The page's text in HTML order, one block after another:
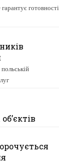
готовності